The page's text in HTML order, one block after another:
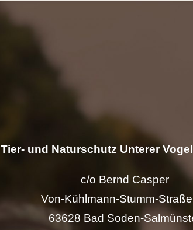
Tier- und Naturschutz Unterer
c/o Bernd Casper
Von-Kühlmann-Stumm-
63628 Bad Soden-